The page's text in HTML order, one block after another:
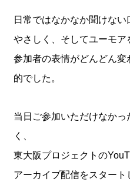
日常ではなかなか聞けない
やさしく、そしてユーモア
参加者の表情がどんどん
的でした。
当日ご参加いただけなか
く、
東大阪プロジェクトの
アーカイブ配信をスタート